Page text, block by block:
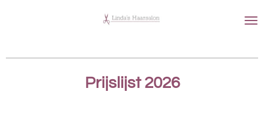
Prijslijst 2026